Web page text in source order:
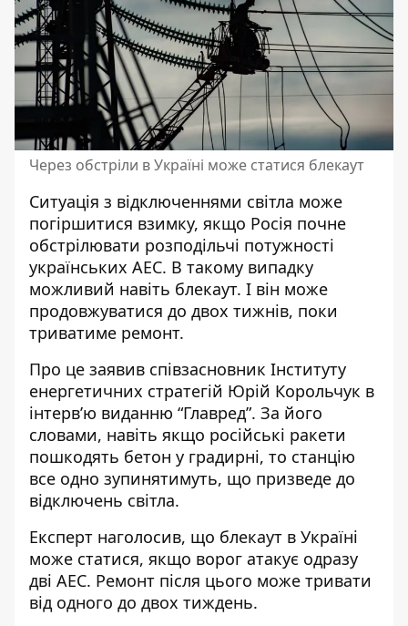
Через обстріли в Україні може статися блекаут
Ситуація з відключеннями світла може
погіршитися взимку, якщо Росія почне
обстрілювати розподільчі потужності
українських АЕС. В такому випадку
можливий навіть блекаут. І він може
продовжуватися до двох тижнів, поки
триватиме ремонт.
Про це заявив співзасновник Інституту
енергетичних стратегій Юрій Корольчук в
інтерв’ю виданню “Главред”. За його
словами, навіть якщо російські ракети
пошкодять бетон у градирні, то станцію
все одно зупинятимуть, що призведе до
відключень світла.
Експерт наголосив, що блекаут в Україні
може статися, якщо ворог атакує одразу
дві АЕС. Ремонт після цього може тривати
від одного до двох тиждень.